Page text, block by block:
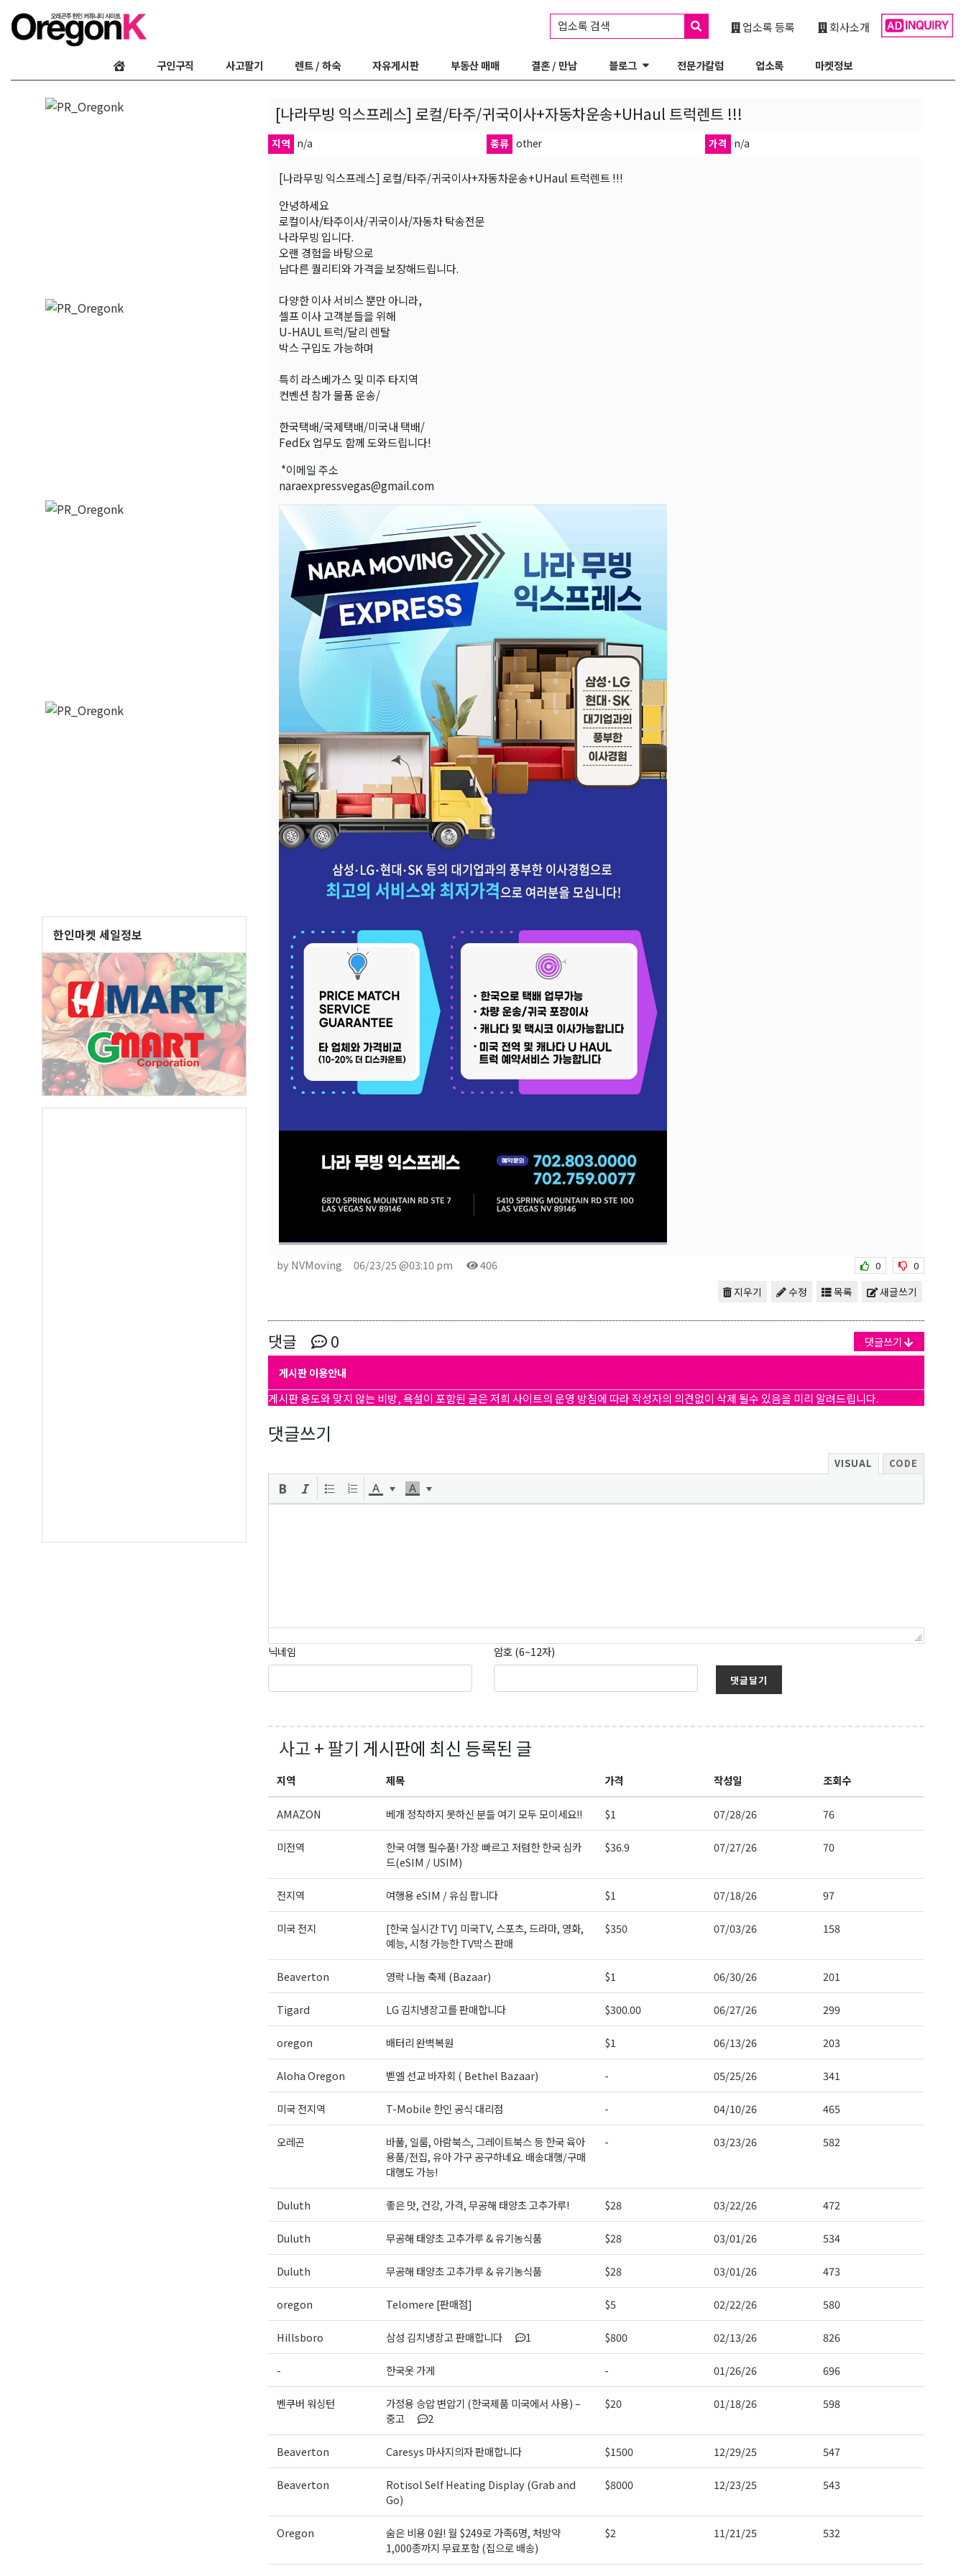
회사소개
업소록 등록
업소록 검색
구인구직 사고팔기 렌트 / 하숙 자유게시판 부동산 매매 결혼 / 만남 블로그 전문가칼럼 업소록 마켓정보
한인마켓 세일정보
[나라무빙 익스프레스] 로컬/타주/귀국이사+자동차운송+UHaul 트럭렌트 !!!
지역 n/a 종류 other 가격 n/a
[나라무빙 익스프레스] 로컬/타주/귀국이사+자동차운송+UHaul 트럭렌트 !!!
안녕하세요
로컬이사/타주이사/귀국이사/자동차 탁송전문
나라무빙 입니다.
오랜 경험을 바탕으로
남다른 퀄리티와 가격을 보장해드립니다.
다양한 이사 서비스 뿐만 아니라,
셀프 이사 고객분들을 위해
U-HAUL 트럭/달리 렌탈
박스 구입도 가능하며
특히 라스베가스 및 미주 타지역
컨벤션 참가 물품 운송/
한국택배/국제택배/미국내 택배/
FedEx 업무도 함께 도와드립니다!
*이메일 주소
naraexpressvegas@gmail.com
by NVMoving 06/23/25 @03:10 pm 406 0 0
새글쓰기
목록
수정
지우기
댓글 0 댓글쓰기
게시판 이용안내
게시판 용도와 맞지 않는 비방, 욕설이 포함된 글은 저희 사이트의 운영 방침에 따라 작성자의 의견없이 삭제 될수 있음을 미리 알려드립니다.
댓글쓰기
VISUAL CODE
닉네임 암호 (6~12자)
댓글달기
사고 + 팔기 게시판에 최신 등록된 글
지역 제목 가격 작성일 조회수
AMAZON 베개 정착하지 못하신 분들 여기 모두 모이세요!! $1 07/28/26 76
미전역
한국 여행 필수품! 가장 빠르고 저렴한 한국 심카
드(eSIM / USIM)
$36.9 07/27/26 70
전지역 여행용 eSIM / 유심 팝니다 $1 07/18/26 97
미국 전지
[한국 실시간 TV] 미국TV, 스포츠, 드라마, 영화,
예능, 시청 가능한 TV박스 판매
$350 07/03/26 158
Beaverton 영락 나눔 축제 (Bazaar) $1 06/30/26 201
Tigard LG 김치냉장고를 판매합니다 $300.00 06/27/26 299
oregon 배터리 완벽복원 $1 06/13/26 203
Aloha Oregon 벧엘 선교 바자회 ( Bethel Bazaar) - 05/25/26 341
미국 전지역 T-Mobile 한인 공식 대리점 - 04/10/26 465
오레곤
바풀, 일룸, 아람북스, 그레이트북스 등 한국 육아
용품/전집, 유아 가구 공구하네요. 배송대행/구매
대행도 가능!
- 03/23/26 582
Duluth 좋은 맛, 건강, 가격, 무공해 태양초 고추가루! $28 03/22/26 472
Duluth 무공해 태양초 고추가루 & 유기농식품 $28 03/01/26 534
Duluth 무공해 태양초 고추가루 & 유기농식품 $28 03/01/26 473
oregon Telomere [판매점] $5 02/22/26 580
Hillsboro 삼성 김치냉장고 판매합니다 1 $800 02/13/26 826
- 한국옷 가게 - 01/26/26 696
벤쿠버 워싱턴
가정용 승압 변압기 (한국제품 미국에서 사용) –
중고
2
$20 01/18/26 598
Beaverton Caresys 마사지의자 판매합니다 $1500 12/29/25 547
Beaverton
Rotisol Self Heating Display (Grab and
Go)
$8000 12/23/25 543
Oregon
숨은 비용 0원! 월 $249로 가족6명, 처방약
1,000종까지 무료포함 (집으로 배송)
$2 11/21/25 532
오레곤K 뉴스레터 구독
보실수 있습니다.
First Name
Last Name